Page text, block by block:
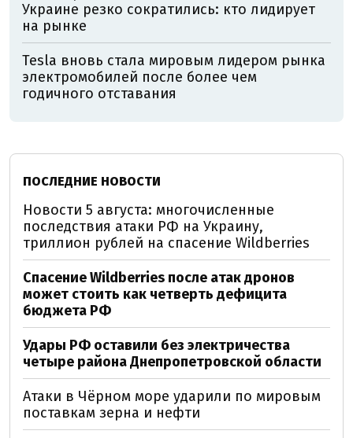
Украине резко сократились: кто лидирует
на рынке
Tesla вновь стала мировым лидером рынка
электромобилей после более чем
годичного отставания
ПОСЛЕДНИЕ НОВОСТИ
Новости 5 августа: многочисленные
последствия атаки РФ на Украину,
триллион рублей на спасение Wildberries
Спасение Wildberries после атак дронов
может стоить как четверть дефицита
бюджета РФ
Удары РФ оставили без электричества
четыре района Днепропетровской области
Атаки в Чёрном море ударили по мировым
поставкам зерна и нефти